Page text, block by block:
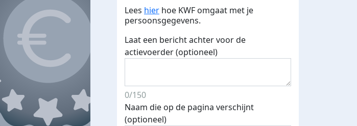
Lees hier hoe KWF omgaat met je
persoonsgegevens.
Laat een bericht achter voor de
actievoerder (optioneel)
0/150
Naam die op de pagina verschijnt
(optioneel)